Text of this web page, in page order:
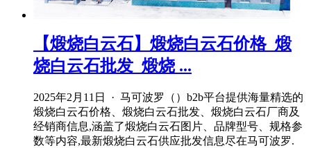
【煅烧白云石】煅烧白云石价格_煅
烧白云石批发_煅烧 ...
2025年2月11日 · 马可波罗（）b2b平台提供海量精选的
煅烧白云石价格、煅烧白云石批发、煅烧白云石厂商及
经销商信息,涵盖了煅烧白云石图片、品牌型号、规格参
数等内容,最新煅烧白云石供应批发信息尽在马可波罗.